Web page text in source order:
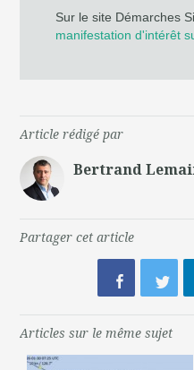
Sur le site Démarches
manifestation d'intérêt
Article rédigé par
Bertrand
Partager cet article
Articles sur le même sujet